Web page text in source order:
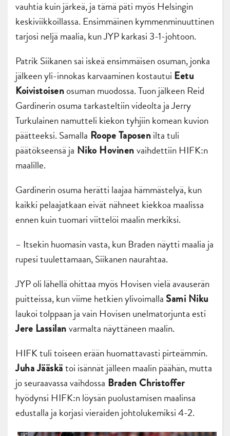
vauhtia kuin järkeä, ja tämä päti myös Helsingin
keskiviikkoillassa. Ensimmäinen kymmenminuuttinen
tarjosi neljä maalia, kun JYP karkasi 3-1-johtoon.
Patrik Siikanen sai iskeä ensimmäisen osuman, jonka
jälkeen yli-innokas karvaaminen kostautui Eetu
Koivistoisenosuman muodossa. Tuon jälkeen Reid
Gardinerin osuma tarkasteltiin videolta ja Jerry
Turkulainen namutteli kiekon tyhjiin komean kuvion
päätteeksi. Samalla Roope Taposenilta tuli
päätökseensä ja Niko Hovinenvaihdettiin HIFK:n
maalille.
Gardinerin osuma herätti laajaa hämmästelyä, kun
kaikki pelaajatkaan eivät nähneet kiekkoa maalissa
ennen kuin tuomari viittelöi maalin merkiksi.
– Itsekin huomasin vasta, kun Braden näytti maalia ja
rupesi tuulettamaan, Siikanen naurahtaa.
JYP oli lähellä ohittaa myös Hovisen vielä avauserän
puitteissa, kun viime hetkien ylivoimalla Sami Niku
laukoi tolppaan ja vain Hovisen unelmatorjunta esti
Jere Lassilanvarmalta näyttäneen maalin.
HIFK tuli toiseen erään huomattavasti pirteämmin.
Juha Jääskätoi isännät jälleen maalin päähän, mutta
jo seuraavassa vaihdossa Braden Christoffer
hyödynsi HIFK:n löysän puolustamisen maalinsa
edustalla ja korjasi vieraiden johtolukemiksi 4-2.